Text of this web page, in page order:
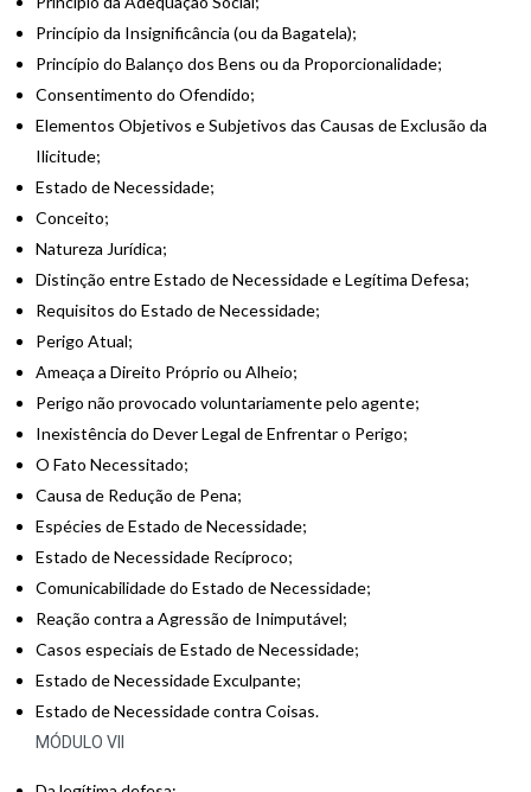
Princípio da Insignificância (ou da Bagatela);
Princípio do Balanço dos Bens ou da Proporcionalidade;
Consentimento do Ofendido;
Elementos Objetivos e Subjetivos das Causas de Exclusão da
Ilicitude;
Estado de Necessidade;
Conceito;
Natureza Jurídica;
Distinção entre Estado de Necessidade e Legítima Defesa;
Requisitos do Estado de Necessidade;
Perigo Atual;
Ameaça a Direito Próprio ou Alheio;
Perigo não provocado voluntariamente pelo agente;
Inexistência do Dever Legal de Enfrentar o Perigo;
O Fato Necessitado;
Causa de Redução de Pena;
Espécies de Estado de Necessidade;
Estado de Necessidade Recíproco;
Comunicabilidade do Estado de Necessidade;
Reação contra a Agressão de Inimputável;
Casos especiais de Estado de Necessidade;
Estado de Necessidade Exculpante;
Estado de Necessidade contra Coisas.
MÓDULO VII